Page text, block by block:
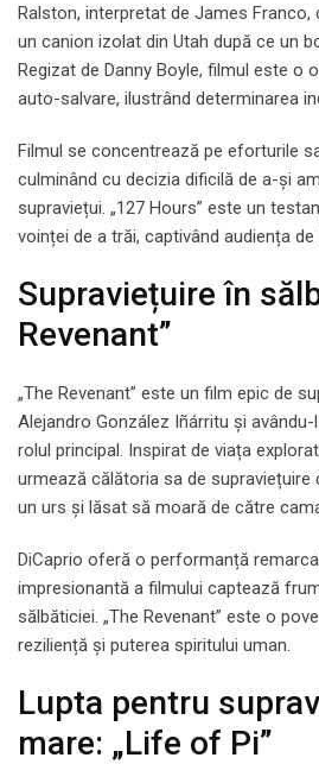
Ralston, interpretat de James
un canion izolat din Utah după ce un
Regizat de Danny Boyle, filmul este o
auto-salvare, ilustrând determinarea
Filmul se concentrează pe eforturile
culminând cu decizia dificilă de a-și
supraviețui. „127 Hours” este un
voinței de a trăi, captivând audiența
Supraviețuire în
Revenant”
„The Revenant” este un film epic de
Alejandro González Iñárritu și
rolul principal. Inspirat de viața
urmează călătoria sa de supraviețuire
un urs și lăsat să moară de către
DiCaprio oferă o performanță
impresionantă a filmului captează
sălbăticiei. „The Revenant” este o
reziliență și puterea spiritului uman.
Lupta pentru
mare: „Life of Pi”